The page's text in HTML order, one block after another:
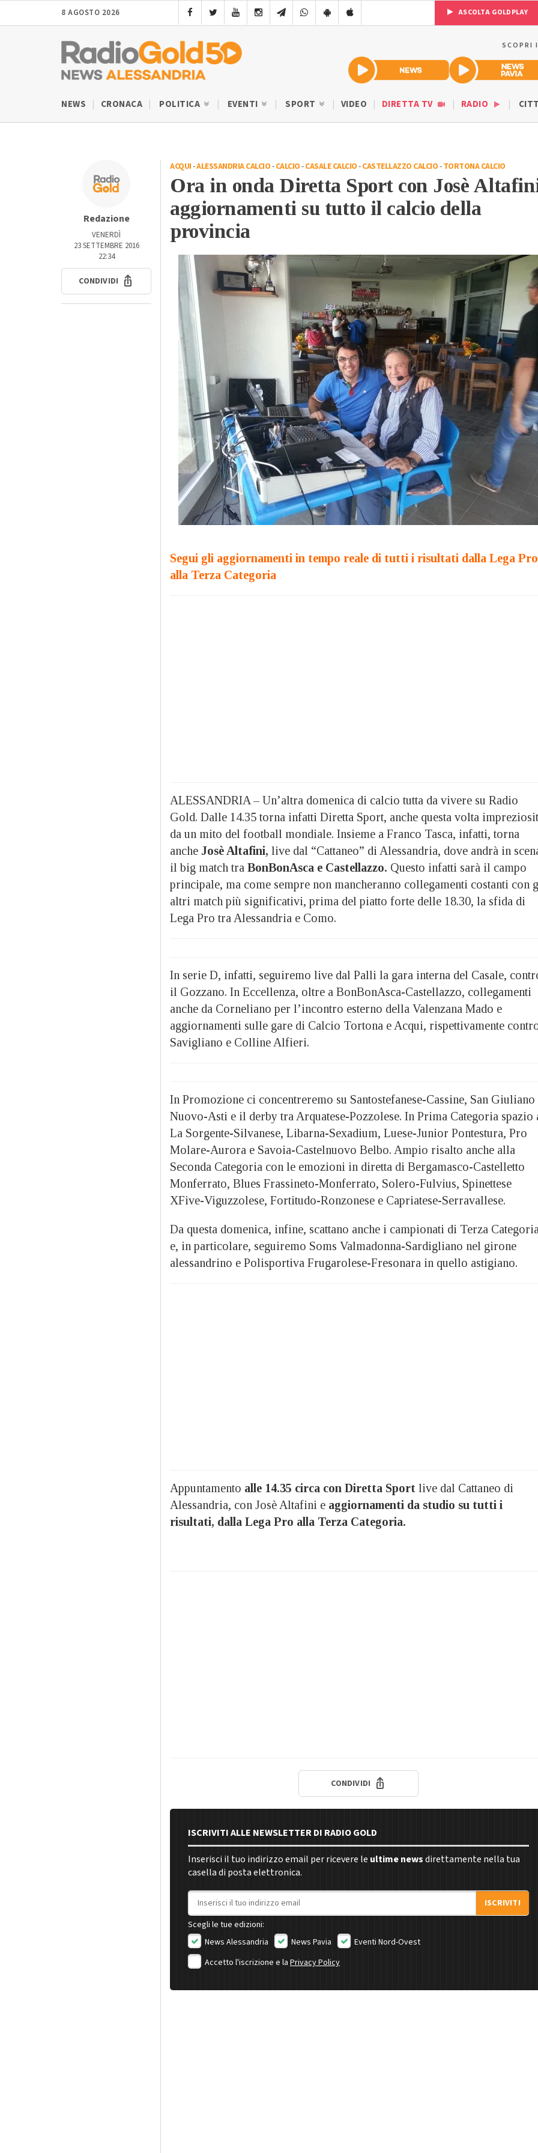
8 AGOSTO 2026 ASCOLTA GOLDPLAY
SCOPRI
NEWS CRONACA POLITICA EVENTI SPORT VIDEO DIRETTA TV RADIO
Redazione
VENERDÌ
23 SETTEMBRE 2016
22:34
CONDIVIDI
ACQUI-ALESSANDRIA CALCIO-CALCIO-CASALE CALCIO-CASTELLAZZO CALCIO-TORTONA CALCIO
Ora in onda Diretta Sport con Josè
aggiornamenti su tutto il calcio della
provincia
Segui gli aggiornamenti in tempo reale di tutti i risultati dalla Lega Pro
alla Terza Categoria
ALESSANDRIA – Un’altra domenica di calcio tutta da vivere su Radio
Gold. Dalle 14.35 torna infatti Diretta Sport, anche questa volta
da un mito del football mondiale. Insieme a Franco Tasca, infatti, torna
anche Josè Altafini, live dal “Cattaneo” di Alessandria, dove andrà in
il big match tra BonBonAsca e Castellazzo. Questo infatti sarà il campo
principale, ma come sempre non mancheranno collegamenti costanti con
altri match più significativi, prima del piatto forte delle 18.30, la sfida di
Lega Pro tra Alessandria e Como.
In serie D, infatti, seguiremo live dal Palli la gara interna del Casale,
il Gozzano. In Eccellenza, oltre a BonBonAsca-Castellazzo, collegamenti
anche da Corneliano per l’incontro esterno della Valenzana Mado e
aggiornamenti sulle gare di Calcio Tortona e Acqui, rispettivamente
Savigliano e Colline Alfieri.
In Promozione ci concentreremo su Santostefanese-Cassine, San Giuliano
Nuovo-Asti e il derby tra Arquatese-Pozzolese. In Prima Categoria spazio
La Sorgente-Silvanese, Libarna-Sexadium, Luese-Junior Pontestura, Pro
Molare-Aurora e Savoia-Castelnuovo Belbo. Ampio risalto anche alla
Seconda Categoria con le emozioni in diretta di Bergamasco-Castelletto
Monferrato, Blues Frassineto-Monferrato, Solero-Fulvius, Spinettese
XFive-Viguzzolese, Fortitudo-Ronzonese e Capriatese-Serravallese.
Da questa domenica, infine, scattano anche i campionati di Terza Categoria
e, in particolare, seguiremo Soms Valmadonna-Sardigliano nel girone
alessandrino e Polisportiva Frugarolese-Fresonara in quello astigiano.
Appuntamento alle 14.35 circa con Diretta Sport live dal Cattaneo di
Alessandria, con Josè Altafini e aggiornamenti da studio su tutti i
risultati, dalla Lega Pro alla Terza Categoria.
CONDIVIDI
ISCRIVITI ALLE NEWSLETTER DI RADIO GOLD
Inserisci il tuo indirizzo email per ricevere le ultime newsdirettamente nella tua
casella di posta elettronica.
Indirizzo email
ISCRIVITI
Scegli le tue edizioni:
News Alessandria
News Pavia
Eventi Nord-Ovest
Accetto l'iscrizione e la Privacy Policy